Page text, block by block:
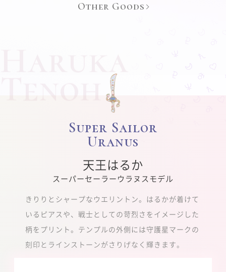
Other Goods
Tenoh
Super Sailor
Uranus
天王はるか
スーパーセーラーウラヌスモデル
きりりとシャープなウエリントン。はるかが着けて
いるピアスや、戦士としての苛烈さをイメージした
柄をプリント。テンプルの外側には守護星マークの
刻印とラインストーンがさりげなく輝きます。